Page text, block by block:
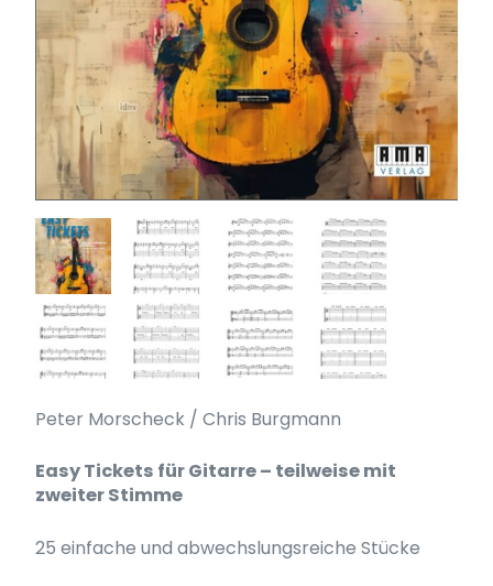
Peter Morscheck / Chris Burgmann
Easy Tickets für Gitarre – teilweise mit
zweiter Stimme
25 einfache und abwechslungsreiche Stücke